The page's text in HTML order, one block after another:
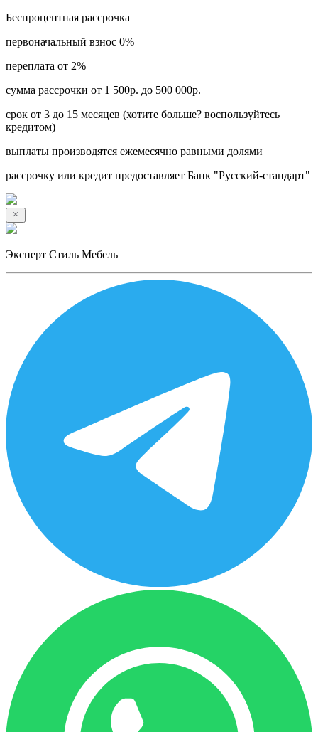
Беспроцентная рассрочка
первоначальный взнос 0%
переплата от 2%
сумма рассрочки от 1 500р. до 500 000р.
срок от 3 до 15 месяцев (хотите больше? воспользуйтесь
кредитом)
выплаты производятся ежемесячно равными долями
рассрочку или кредит предоставляет Банк "Русский-стандарт"
Эксперт Стиль Мебель